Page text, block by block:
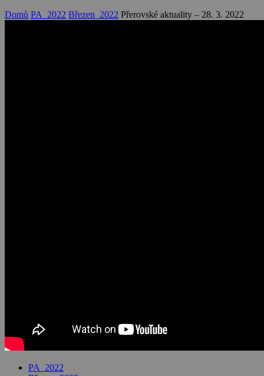
Domů PA_2022 Březen_2022 Přerovské aktuality – 28. 3. 2022
PA_2022